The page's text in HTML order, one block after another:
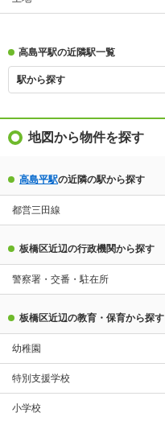
高島平駅の近隣駅一覧
駅から探す
地図から物件を探す
高島平駅の近隣の駅から探す
都営三田線
板橋区近辺の行政機関から探す
警察署・交番・駐在所
板橋区近辺の教育・保育から探す
幼稚園
特別支援学校
小学校